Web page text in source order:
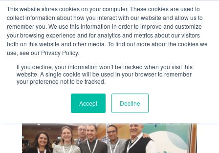
This website stores cookies on your computer. These cookies are used to
collect information about how you interact with our website and allow us to
remember you. We use this information in order to improve and customize
your browsing experience and for analytics and metrics about our visitors
both on this website and other media. To find out more about the cookies we
use, see our Privacy Policy.
If you decline, your information won’t be tracked when you visit this
website. A single cookie will be used in your browser to remember
your preference not to be tracked.
Accept Decline
SpirAlg à AlgaEurope